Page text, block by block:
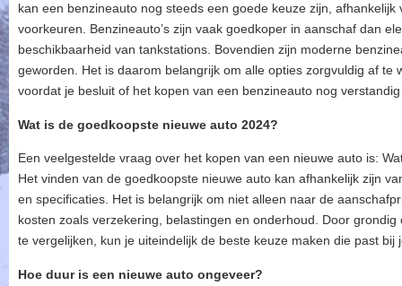
kan een benzineauto nog steeds een goede keuze zijn,
voorkeuren. Benzineauto’s zijn vaak goedkoper in aanschaf dan
beschikbaarheid van tankstations. Bovendien zijn moderne
geworden. Het is daarom belangrijk om alle opties zorgvuldig af te
voordat je besluit of het kopen van een benzineauto nog
Wat is de goedkoopste nieuwe auto 2024?
Een veelgestelde vraag over het kopen van een nieuwe auto is:
Het vinden van de goedkoopste nieuwe auto kan afhankelijk zijn
en specificaties. Het is belangrijk om niet alleen naar de
kosten zoals verzekering, belastingen en onderhoud. Door
te vergelijken, kun je uiteindelijk de beste keuze maken die past bij
Hoe duur is een nieuwe auto ongeveer?